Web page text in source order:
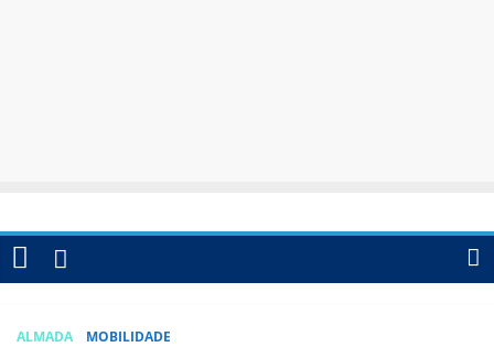
ALMADA MOBILIDADE